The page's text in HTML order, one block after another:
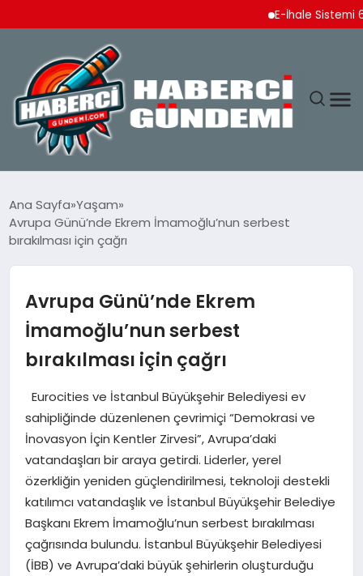
E-İhale Sistemi 6 Ayda
YAŞAM
EKONOMI
DÜNYA
MAGAZIN
EĞITIM
SAĞLIK
TEKNOLOJI
Ana Sayfa Yaşam
Avrupa Günü’nde Ekrem İmamoğlu’nun serbest
bırakılması için çağrı
Avrupa Günü’nde Ekrem
İmamoğlu’nun serbest
bırakılması için çağrı
Eurocities ve İstanbul Büyükşehir Belediyesi ev
sahipliğinde düzenlenen çevrimiçi “Demokrasi ve
İnovasyon İçin Kentler Zirvesi”, Avrupa’daki
vatandaşları bir araya getirdi. Liderler, yerel
özerkliğin yeniden güçlendirilmesi, teknoloji destekli
katılımcı vatandaşlık ve İstanbul Büyükşehir Belediye
Başkanı Ekrem İmamoğlu’nun serbest bırakılması
çağrısında bulundu. İstanbul Büyükşehir Belediyesi
(İBB) ve Avrupa’daki büyük şehirlerin oluşturduğu